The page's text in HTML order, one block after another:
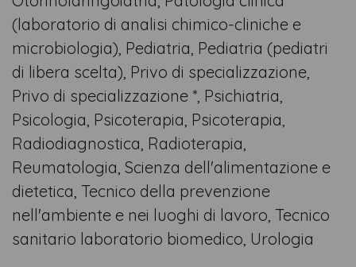
(laboratorio di analisi chimico-cliniche e
microbiologia), Pediatria, Pediatria (pediatri
di libera scelta), Privo di specializzazione,
Privo di specializzazione *, Psichiatria,
Psicologia, Psicoterapia, Psicoterapia,
Radiodiagnostica, Radioterapia,
Reumatologia, Scienza dell'alimentazione e
dietetica, Tecnico della prevenzione
nell'ambiente e nei luoghi di lavoro, Tecnico
sanitario laboratorio biomedico, Urologia